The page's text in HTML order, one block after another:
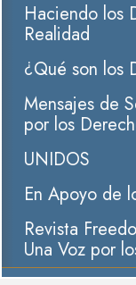
Haciendo los
Realidad
¿Qué son los
Mensajes de
por los
UNIDOS
En Apoyo de
Revista
Una Voz por